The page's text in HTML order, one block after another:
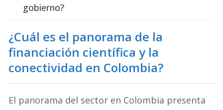
gobierno?
¿Cuál es el panorama de la
financiación científica y la
conectividad en Colombia?
El panorama del sector en Colombia presenta